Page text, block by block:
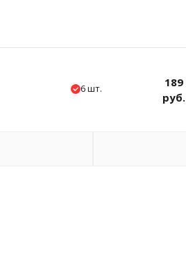
6 шт.
189
руб.